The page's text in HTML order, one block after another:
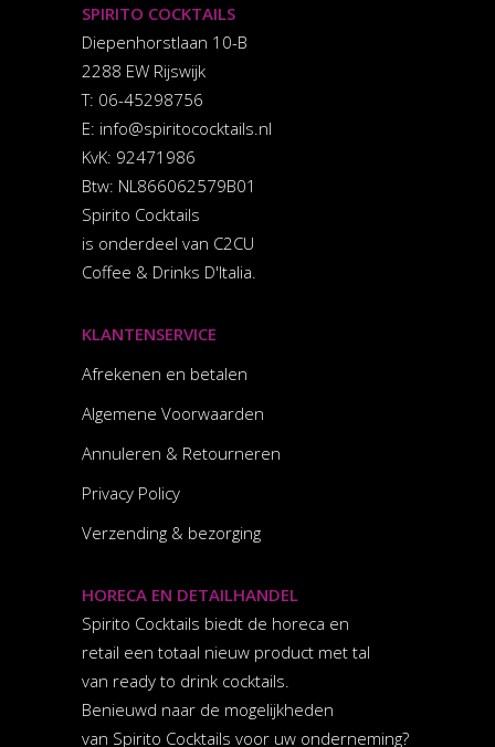
SPIRITO COCKTAILS
Diepenhorstlaan 10-B
2288 EW Rijswijk
T: 06-45298756
E: info@spiritococktails.nl
KvK: 92471986
Btw: NL866062579B01
Spirito Cocktails
is onderdeel van C2CU
Coffee & Drinks D'Italia.
KLANTENSERVICE
Afrekenen en betalen
Algemene Voorwaarden
Annuleren & Retourneren
Privacy Policy
Verzending & bezorging
HORECA EN DETAILHANDEL
Spirito Cocktails biedt de horeca en
retail een totaal nieuw product met tal
van ready to drink cocktails.
Benieuwd naar de mogelijkheden
van Spirito Cocktails voor uw onderneming?